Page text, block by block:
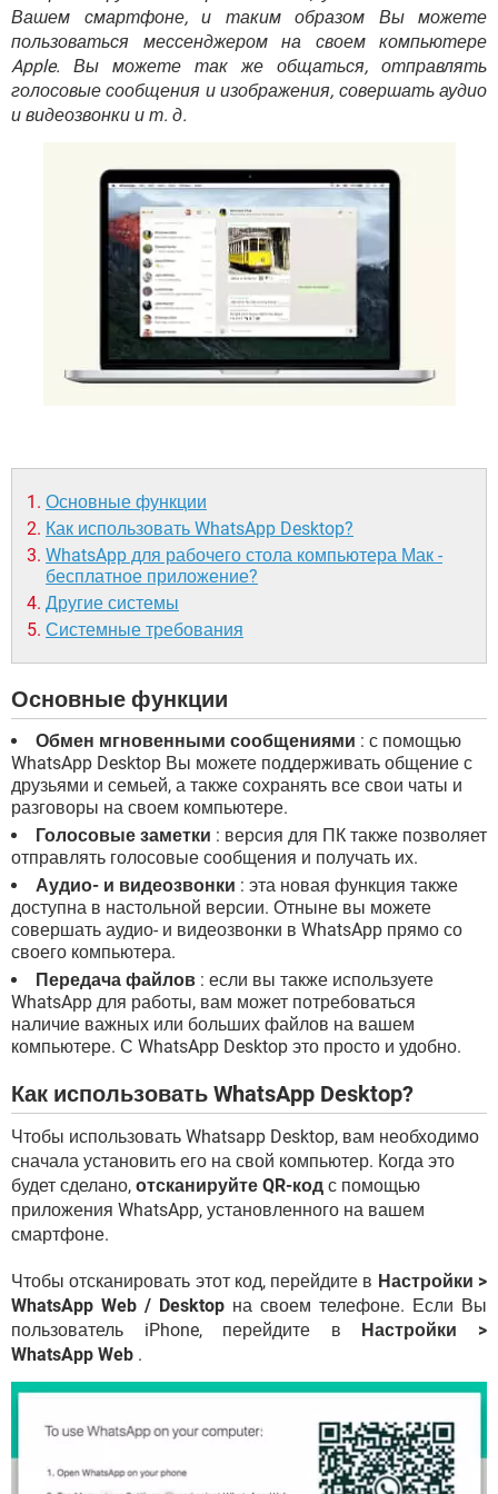
ВИДЕО GOOGLE
YANDEX
Вашем смартфоне, и таким образом Вы можете
пользоваться мессенджером на своем компьютере
Apple. Вы можете так же общаться, отправлять
голосовые сообщения и изображения, совершать аудио
и видеозвонки и т. д.
Основные функции
Как использовать WhatsApp Desktop?
WhatsApp для рабочего стола компьютера Мак -
бесплатное приложение?
Другие системы
Системные требования
Основные функции
Обмен мгновенными сообщениями : с помощью
WhatsApp Desktop Вы можете поддерживать общение с
друзьями и семьей, а также сохранять все свои чаты и
разговоры на своем компьютере.
Голосовые заметки : версия для ПК также позволяет
отправлять голосовые сообщения и получать их.
Аудио- и видеозвонки : эта новая функция также
доступна в настольной версии. Отныне вы можете
совершать аудио- и видеозвонки в WhatsApp прямо со
своего компьютера.
Передача файлов : если вы также используете
WhatsApp для работы, вам может потребоваться
наличие важных или больших файлов на вашем
компьютере. С WhatsApp Desktop это просто и удобно.
Как использовать WhatsApp Desktop?
Чтобы использовать Whatsapp Desktop, вам необходимо
сначала установить его на свой компьютер. Когда это
будет сделано, отсканируйте QR-код с помощью
приложения WhatsApp, установленного на вашем
смартфоне.
Чтобы отсканировать этот код, перейдите в Настройки >
WhatsApp Web / Desktop на своем телефоне. Если Вы
пользователь iPhone, перейдите в Настройки >
WhatsApp Web .